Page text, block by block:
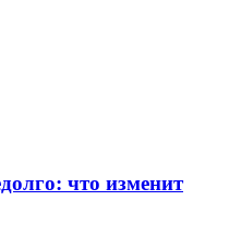
что изменит